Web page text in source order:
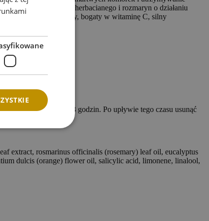
Olejek z drzewa herbacianego i rozmaryn o działaniu
z kwiatu pomarańczy, bogaty w witaminę C, silny
stopniowo w ciągu 8 godzin. Po upływie tego czasu usunąć
extract, rosmarinus officinalis (rosemary) leaf oil, eucalyptus
dulcis (orange) flower oil, salicylic acid, limonene, linalool,